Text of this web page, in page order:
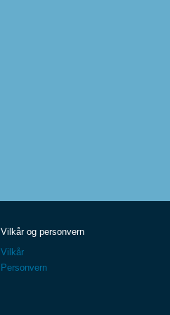
Vilkår og personvern
Vilkår
Personvern